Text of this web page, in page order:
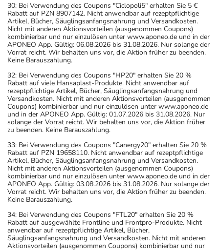
30: Bei Verwendung des Coupons "Ciclopoli5" erhalten Sie 5 €
Rabatt auf PZN 8907142. Nicht anwendbar auf rezeptpflichtige
Artikel, Bücher, Säuglingsanfangsnahrung und Versandkosten.
Nicht mit anderen Aktionsvorteilen (ausgenommen Coupons)
kombinierbar und nur einzulösen unter www.aponeo.de und in der
APONEO App. Gültig: 06.08.2026 bis 31.08.2026. Nur solange der
Vorrat reicht. Wir behalten uns vor, die Aktion früher zu beenden.
Keine Barauszahlung.
32: Bei Verwendung des Coupons "HP20" erhalten Sie 20 %
Rabatt auf viele Hansaplast-Produkte. Nicht anwendbar auf
rezeptpflichtige Artikel, Bücher, Säuglingsanfangsnahrung und
Versandkosten. Nicht mit anderen Aktionsvorteilen (ausgenommen
Coupons) kombinierbar und nur einzulösen unter www.aponeo.de
und in der APONEO App. Gültig: 01.07.2026 bis 31.08.2026. Nur
solange der Vorrat reicht. Wir behalten uns vor, die Aktion früher
zu beenden. Keine Barauszahlung.
33: Bei Verwendung des Coupons "Canergy20" erhalten Sie 20 %
Rabatt auf PZN 19658110. Nicht anwendbar auf rezeptpflichtige
Artikel, Bücher, Säuglingsanfangsnahrung und Versandkosten.
Nicht mit anderen Aktionsvorteilen (ausgenommen Coupons)
kombinierbar und nur einzulösen unter www.aponeo.de und in der
APONEO App. Gültig: 03.08.2026 bis 31.08.2026. Nur solange der
Vorrat reicht. Wir behalten uns vor, die Aktion früher zu beenden.
Keine Barauszahlung.
34: Bei Verwendung des Coupons "FTL20" erhalten Sie 20 %
Rabatt auf ausgewählte Frontline und Frontpro-Produkte. Nicht
anwendbar auf rezeptpflichtige Artikel, Bücher,
Säuglingsanfangsnahrung und Versandkosten. Nicht mit anderen
Aktionsvorteilen (ausgenommen Coupons) kombinierbar und nur